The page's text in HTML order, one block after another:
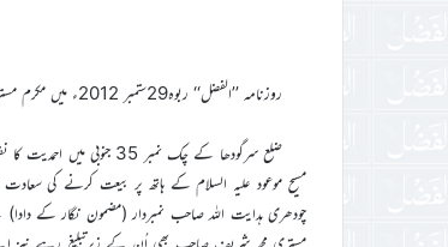
روزنامہ ’’الفضل‘‘ ربوہ29ستمبر 2012ء میں مکرم مستری محمد شریف صاحب آف سرگودھا کا ذکرخیر مکرم چودھری حمید احمد صاحب کے قلم سے شامل اشاعت ہے۔
ضلع سرگودھا کے چک نمبر
مسیح موعود علیہ السلام کے ہاتھ پر بیعت کرنے کی
چودھری ہدایت اللہ صاحب نمبردار (مضمون نگار کے